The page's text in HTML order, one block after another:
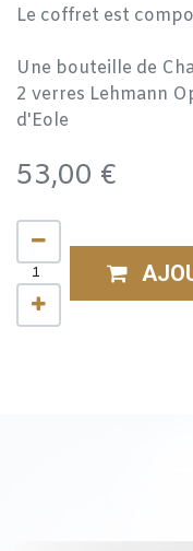
Le coffret est
Une bouteille de
2 verres Lehmann
d'Eole
53,00 €